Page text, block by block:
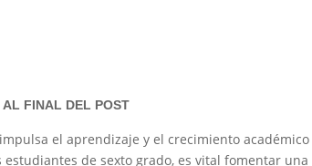
AL FINAL DEL POST
el aprendizaje y el crecimiento académico
de sexto grado, es vital fomentar una